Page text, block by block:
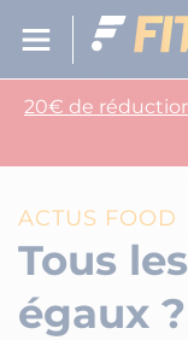
20€ de
ACTUS FOOD
Tous
égaux ?